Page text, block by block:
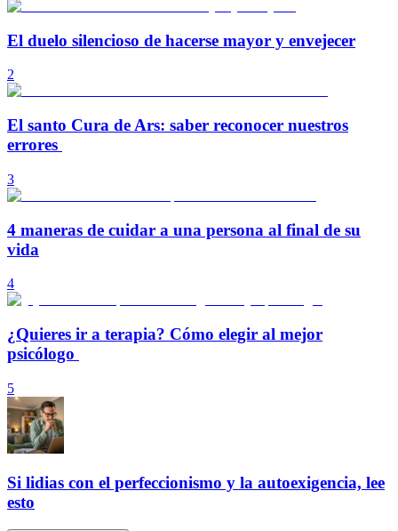
El duelo silencioso de hacerse mayor y envejecer
2
El santo Cura de Ars: saber reconocer nuestros
errores
3
4 maneras de cuidar a una persona al final de su
vida
4
¿Quieres ir a terapia? Cómo elegir al mejor
psicólogo
5
Si lidias con el perfeccionismo y la autoexigencia, lee
esto